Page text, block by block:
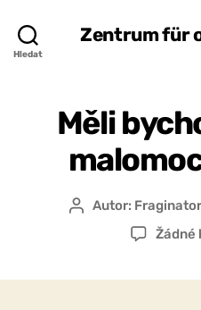
Hledat
Zentrum für
Měli
Autor
příspěvku
Autor: Fraginator
Žádné